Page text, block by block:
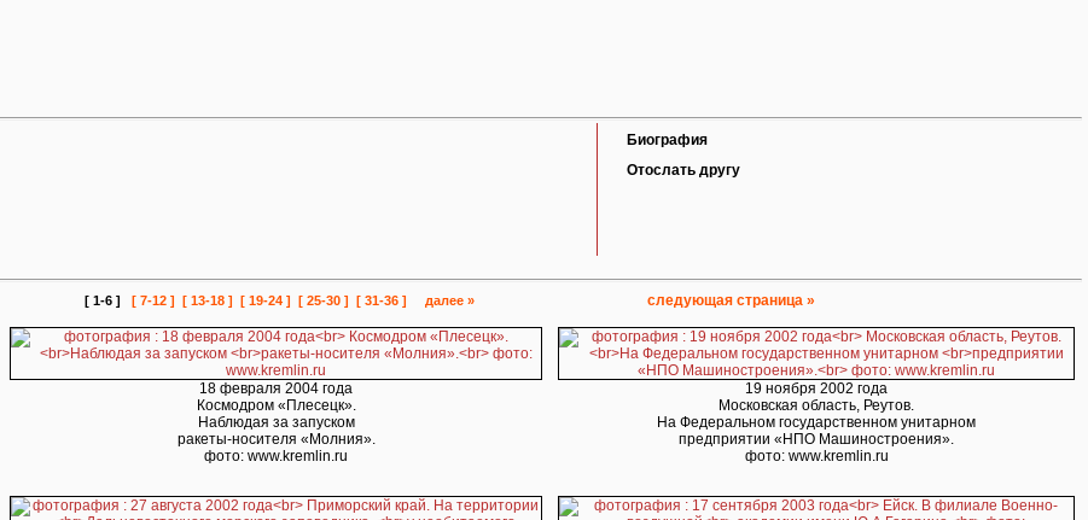
Биография
Отослать другу
[ 1-6 ] [ 7-12 ] [ 13-18 ] [ 19-24 ] [ 25-30 ] [ 31-36 ] далее » cледующая страница »
18 февраля 2004 года
Космодром «Плесецк».
Наблюдая за запуском
ракеты-носителя «Молния».
фото: www.kremlin.ru
19 ноября 2002 года
Московская область, Реутов.
На Федеральном государственном унитарном
предприятии «НПО Машиностроения».
фото: www.kremlin.ru